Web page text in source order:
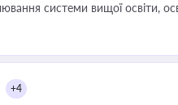
системи вищої освіти,
+4